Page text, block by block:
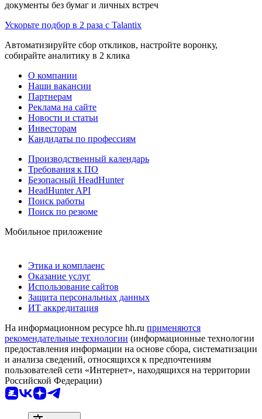
документы без бумаг и личных встреч
Ускорьте подбор в 2 раза с Talantix
Автоматизируйте сбор откликов, настройте воронку,
собирайте аналитику в 2 клика
О компании
Наши вакансии
Партнерам
Реклама на сайте
Новости и статьи
Инвесторам
Кандидаты по профессиям
Производственный календарь
Требования к ПО
Безопасный HeadHunter
HeadHunter API
Поиск работы
Поиск по резюме
Мобильное приложение
Этика и комплаенс
Оказание услуг
Использование сайтов
Защита персональных данных
ИТ аккредитация
На информационном ресурсе hh.ru применяются
рекомендательные технологии (информационные технологии
предоставления информации на основе сбора, систематизации
и анализа сведений, относящихся к предпочтениям
пользователей сети «Интернет», находящихся на территории
Российской Федерации)